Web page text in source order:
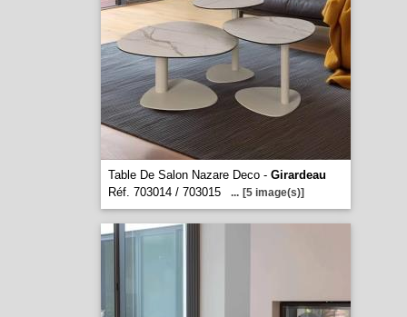
Table De Salon Nazare Deco - Girardeau
Réf. 703014 / 703015
... [5 image(s)]